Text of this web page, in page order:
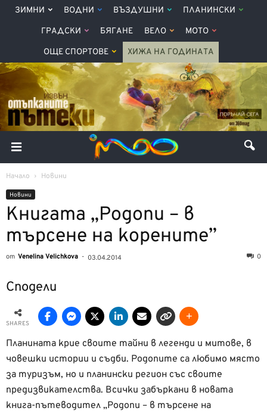
ЗИМНИ ВОДНИ ВЪЗДУШНИ ПЛАНИНСКИ
ГРАДСКИ БЯГАНЕ ВЕЛО МОТО
ОЩЕ СПОРТОВЕ ХИЖА НА ГОДИНАТА
Начало Новини
Новини
Книгата „Родопи – в
търсене на корените”
от Venelina Velichkova - 03.04.2014 0
Сподели
SHARES
Планината крие своите тайни в легенди и митове, в
човешки истории и съдби. Родопите са любимо място
за туризъм, но и планински регион със своите
предизвикателства. Всички забъркани в новата
книга-пътеводител „Родопи – в търсене на